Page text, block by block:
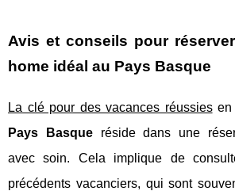
Avis et conseils pour
home idéal au Pays Basque
La clé pour des vacances réussiesen
Pays Basqueréside dans une
avec soin. Cela implique de
précédents vacanciers, qui sont